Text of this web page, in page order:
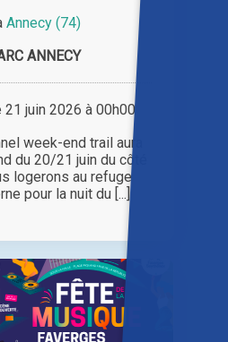
Annecy (74)
ANNECY
21 juin 2026 à 00h00
week-end trail aura
du 20/21 juin du côté
logerons au refuge
pour la nuit du [...]